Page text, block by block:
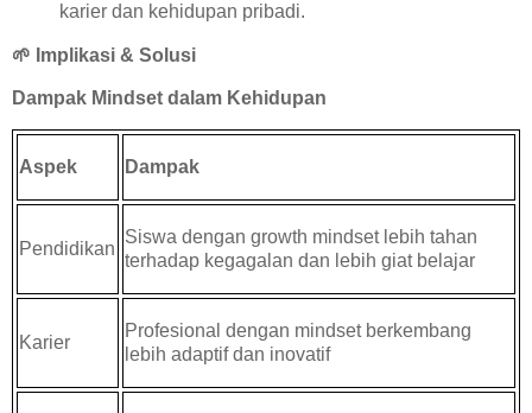
karier dan kehidupan pribadi.
🌱 Implikasi & Solusi
Dampak Mindset dalam Kehidupan
Aspek Dampak
Pendidikan
Siswa dengan growth mindset lebih tahan
terhadap kegagalan dan lebih giat belajar
Karier
Profesional dengan mindset berkembang
lebih adaptif dan inovatif